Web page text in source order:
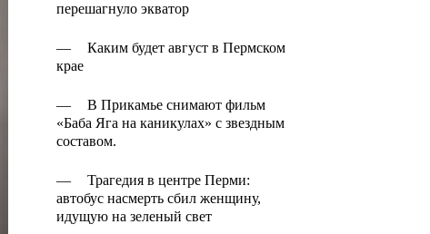
перешагнуло экватор
—
Каким будет август в Пермском
крае
—
В Прикамье снимают фильм
«Баба Яга на каникулах» с звездным
составом.
—
Трагедия в центре Перми:
автобус насмерть сбил женщину,
идущую на зеленый свет